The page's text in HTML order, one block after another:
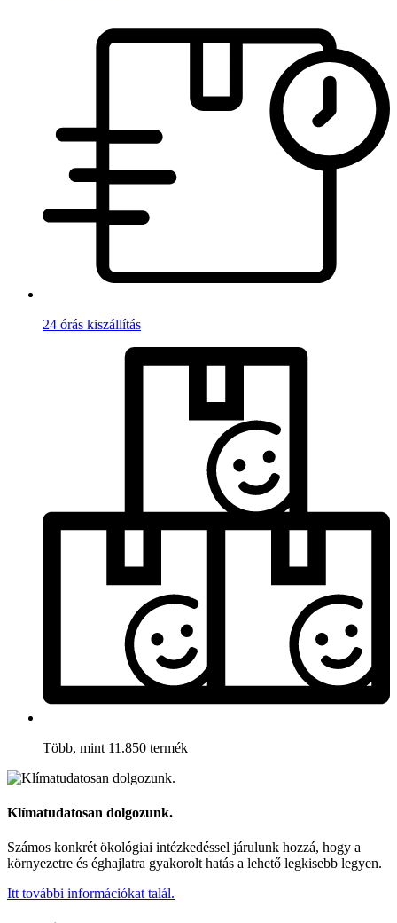
24 órás kiszállítás
Több, mint 11.850 termék
Klímatudatosan dolgozunk.
Számos konkrét ökológiai intézkedéssel járulunk hozzá, hogy a
környezetre és éghajlatra gyakorolt hatás a lehető legkisebb legyen.
Itt további információkat talál.